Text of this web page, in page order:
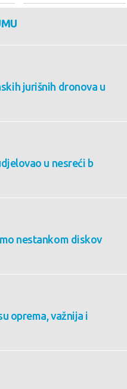
jurišnih dronova u
u nesreći b
nestankom diskov
oprema, važnija i